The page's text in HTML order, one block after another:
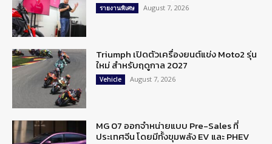
รายงานพิเศษ August 7, 2026
Triumph เปิดตัวเครื่องยนต์แข่ง Moto2 รุ่น
ใหม่ สำหรับฤดูกาล 2027
Vehicle August 7, 2026
MG 07 ออกจำหน่ายแบบ Pre-Sales ที่
ประเทศจีน โดยมีทั้งขุมพลัง EV และ PHEV